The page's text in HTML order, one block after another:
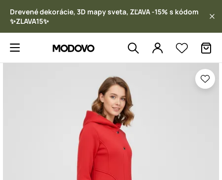
Drevené dekorácie, 3D mapy sveta, ZĽAVA -15% s kódom
✨ZLAVA15✨